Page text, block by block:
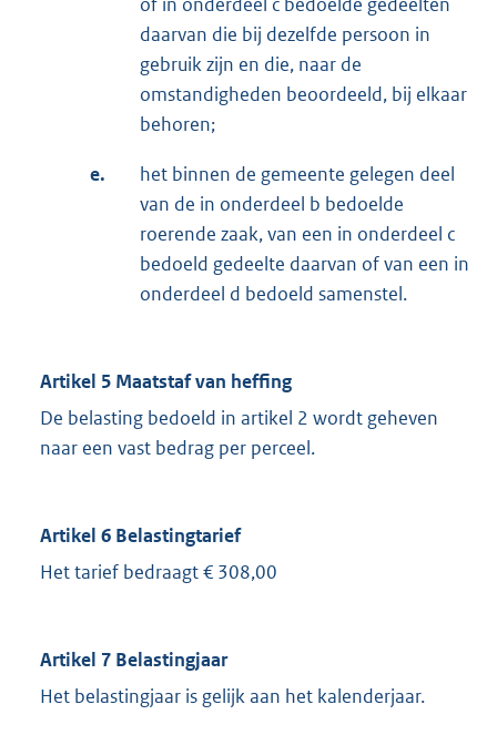
daarvan die bij dezelfde persoon in
gebruik zijn en die, naar de
omstandigheden beoordeeld, bij elkaar
behoren;
e.
het binnen de gemeente gelegen deel
van de in onderdeel b bedoelde
roerende zaak, van een in onderdeel c
bedoeld gedeelte daarvan of van een in
onderdeel d bedoeld samenstel.
Artikel 5 Maatstaf van heffing
De belasting bedoeld in artikel 2 wordt geheven
naar een vast bedrag per perceel.
Artikel 6 Belastingtarief
Het tarief bedraagt € 308,00
Artikel 7 Belastingjaar
Het belastingjaar is gelijk aan het kalenderjaar.